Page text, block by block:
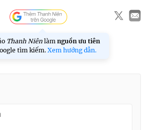
Thanh Niên làm nguồn ưu tiên
tìm kiếm. Xem hướng dẫn.